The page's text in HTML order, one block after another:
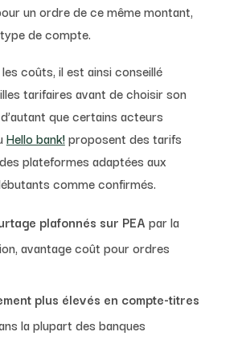
un ordre de ce même montant,
de compte.
coûts, il est ainsi conseillé
tarifaires avant de choisir son
que certains acteurs
Hello bank!proposent des tarifs
plateformes adaptées aux
comme confirmés.
plafonnés sur PEA par la
avantage coût pour ordres
plus élevés en compte-titres
la plupart des banques